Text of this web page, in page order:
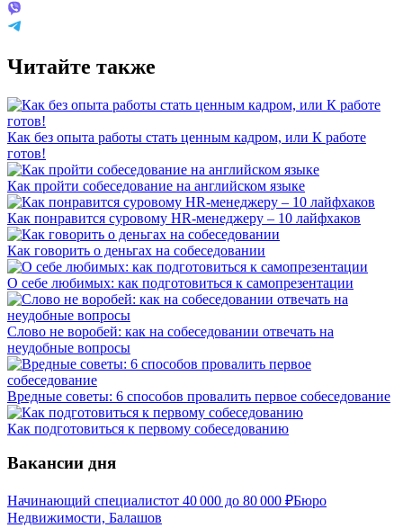
Читайте также
Как без опыта работы стать ценным кадром, или К работе
готов!
Как пройти собеседование на английском языке
Как понравится суровому HR-менеджеру – 10 лайфхаков
Как говорить о деньгах на собеседовании
О себе любимых: как подготовиться к самопрезентации
Слово не воробей: как на собеседовании отвечать на
неудобные вопросы
Вредные советы: 6 способов провалить первое собеседование
Как подготовиться к первому собеседованию
Вакансии дня
Начинающий специалистот 40 000 до 80 000 ₽Бюро
Недвижимости, Балашов